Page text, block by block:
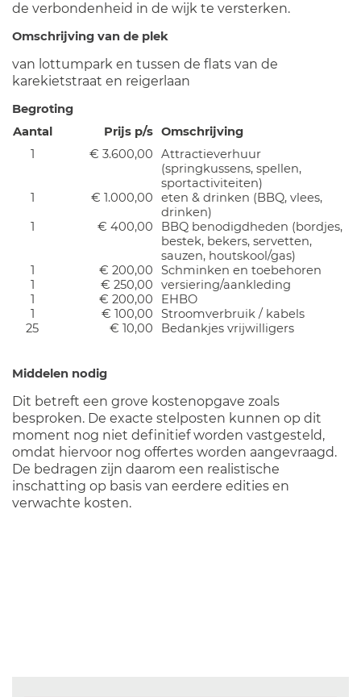
de verbondenheid in de wijk te versterken.
Omschrijving van de plek
van lottumpark en tussen de flats van de
karekietstraat en reigerlaan
Begroting
Aantal
Prijs p/s Omschrijving
1
€ 3.600,00
Attractieverhuur
(springkussens, spellen,
sportactiviteiten)
1
€ 1.000,00
eten & drinken (BBQ, vlees,
drinken)
1
€ 400,00
BBQ benodigdheden (bordjes,
bestek, bekers, servetten,
sauzen, houtskool/gas)
1
€ 200,00
Schminken en toebehoren
1
€ 250,00
versiering/aankleding
1
€ 200,00
EHBO
1
€ 100,00
Stroomverbruik / kabels
25
€ 10,00 Bedankjes vrijwilligers
Middelen nodig
Dit betreft een grove kostenopgave zoals
besproken. De exacte stelposten kunnen op dit
moment nog niet definitief worden vastgesteld,
omdat hiervoor nog offertes worden aangevraagd.
De bedragen zijn daarom een realistische
inschatting op basis van eerdere edities en
verwachte kosten.